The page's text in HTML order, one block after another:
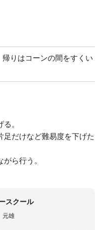
りはコーンの間をすくい
。
足だけなど難易度を下げた
ら行う。
スクール
元雄